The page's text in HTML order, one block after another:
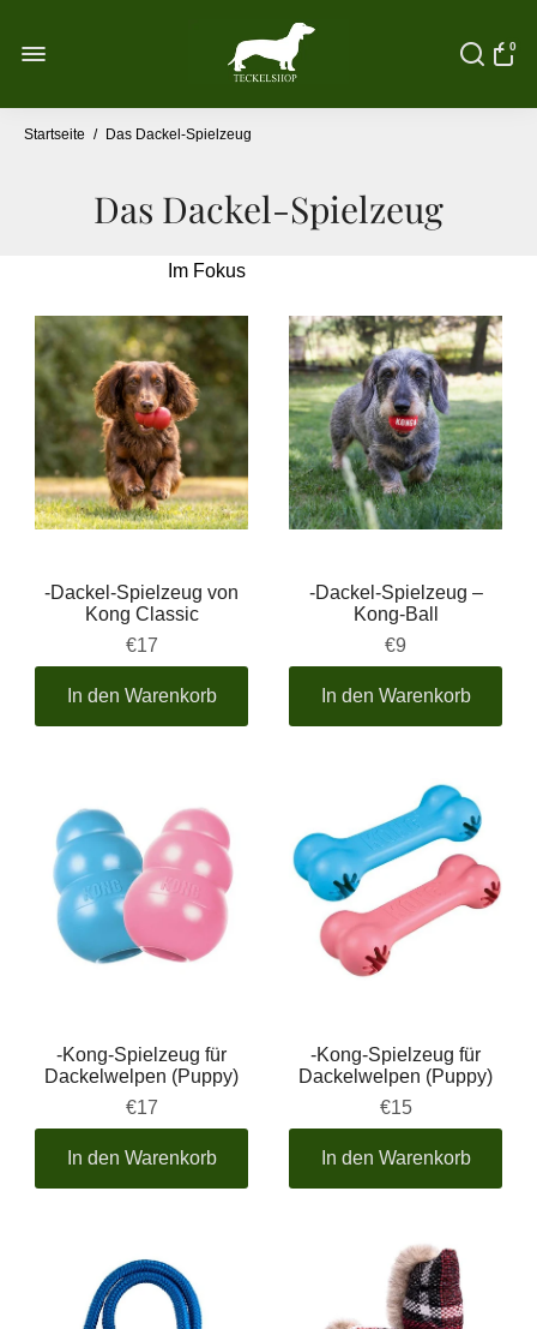
0
Startseite / Das Dackel-Spielzeug
Das Dackel-Spielzeug
-Dackel-Spielzeug von
Kong Classic
€17
In den Warenkorb
-Dackel-Spielzeug –
Kong-Ball
€9
In den Warenkorb
-Kong-Spielzeug für
Dackelwelpen (Puppy)
€17
In den Warenkorb
-Kong-Spielzeug für
Dackelwelpen (Puppy)
€15
In den Warenkorb